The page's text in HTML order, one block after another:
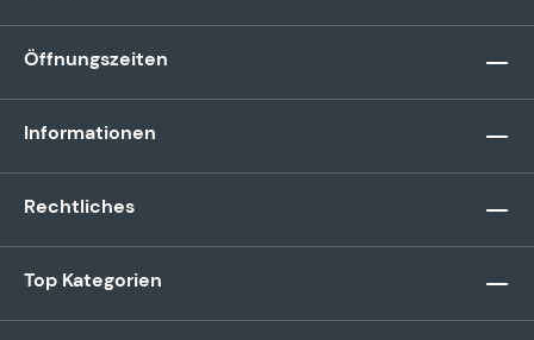
Öffnungszeiten
Informationen
Rechtliches
Top Kategorien